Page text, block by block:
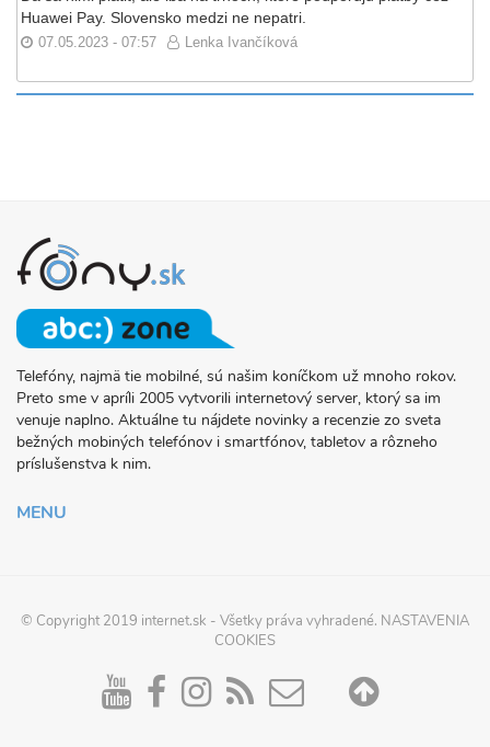
Huawei Pay. Slovensko medzi ne nepatri.
07.05.2023 - 07:57 Lenka Ivančíková
O
PROJEKTE
FONY.SK
Telefóny, najmä tie mobilné, sú našim koníčkom už mnoho rokov.
Preto sme v apríli 2005 vytvorili internetový server, ktorý sa im
venuje naplno. Aktuálne tu nájdete novinky a recenzie zo sveta
bežných mobiných telefónov i smartfónov, tabletov a rôzneho
príslušenstva k nim.
MENU
© Copyright 2019 internet.sk - Všetky práva vyhradené. NASTAVENIA
COOKIES